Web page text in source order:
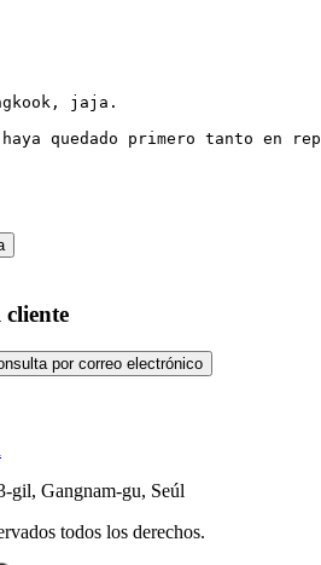
jaja.
quedado primero tanto en
cliente
por correo electrónico
gil, Gangnam-gu, Seúl
todos los derechos.